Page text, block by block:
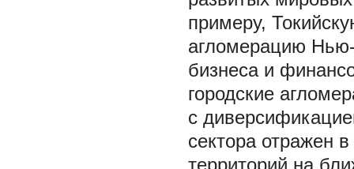
примеру,
агломерацию
бизнеса и
городские
с
сектора отражен